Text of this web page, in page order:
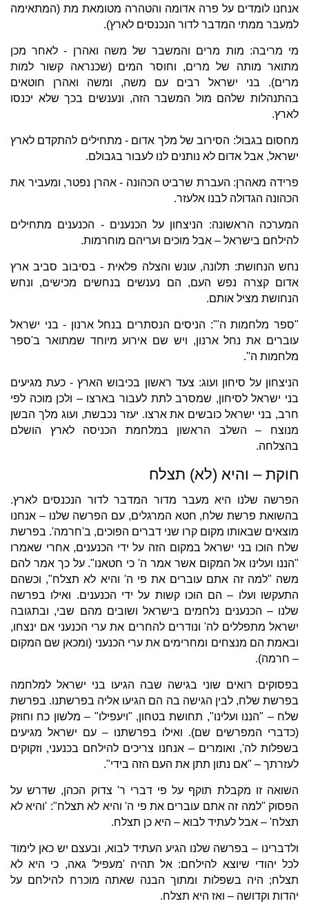
אנחנו לומדים על פרה אדומה והטהרה מטומאת מת (המתאימה
למעבר ממתי המדבר לדור הנכנסים לארץ).
מי מריבה: מות מרים והמשבר של משה ואהרן - לאחר מכן
מתואר מותה של מרים, וחוסר המים (שכנראה קשור למות
מרים). בני ישראל רבים עם משה, ומשה ואהרן חוטאים
בהתנהלות שלהם מול המשבר הזה, ונענשים בכך שלא יכנסו
לארץ.
מחסום בגבול: הסירוב של מלך אדום - מתחילים להתקדם לארץ
ישראל, אבל אדום לא נותנים לנו לעבור בגבולם.
פרידה מאהרן: העברת שרביט הכהונה - אהרן נפטר, ומעביר את
הכהונה הגדולה לבנו אלעזר.
המערכה הראשונה: הניצחון על הכנענים - הכנענים מתחילים
להילחם בישראל – אבל מוכים ועריהם מוחרמות.
נחש הנחושת: תלונה, עונש והצלה פלאית - בסיבוב סביב ארץ
אדום קצרה נפש העם, הם נענשים בנחשים מכישים, ונחש
הנחושת מציל אותם.
"ספר מלחמות ה'": הניסים הנסתרים בנחל ארנון - בני ישראל
עוברים את נחל ארנון, ויש שם אירוע מיוחד שמתואר ב'ספר
מלחמות ה''.
הניצחון על סיחון ועוג: צעד ראשון בכיבוש הארץ - כעת מגיעים
בני ישראל לסיחון, שמסרב לתת לעבור בארצו – ולכן מוכה לפי
חרב, בני ישראל כובשים את ארצו. יעזר נכבשת, ועוג מלך הבשן
מנוצח – השלב הראשון במלחמת הכניסה לארץ הושלם
בהצלחה.
חוקת – והיא (לא) תצלח
הפרשה שלנו היא מעבר מדור המדבר לדור הנכנסים לארץ.
בהשואת פרשת שלח, חטא המרגלים, עם הפרשה שלנו – אנחנו
מוצאים שבאותו מקום קרו שני דברים הפוכים, ב'חרמה'. בפרשת
שלח הוכו בני ישראל במקום הזה על ידי הכנענים, אחרי שאמרו
"הננו ועלינו אל המקום אשר אמר ה' כי חטאנו". על כך אמר להם
משה "למה זה אתם עוברים את פי ה' והיא לא תצלח", וכשהם
התעקשו ועלו – הם הוכו קשות על ידי הכנענים. ואילו בפרשה
שלנו – הכנענים נלחמים בישראל ושובים מהם שבי, ובתגובה
ישראל מתפללים לה' ונודרים להחרים את ערי הכנעני אם ינצחו,
ובאמת הם מנצחים ומחרימים את ערי הכנעני (ומכאן שם המקום
– חרמה).
בפסוקים רואים שוני בגישה שבה הגיעו בני ישראל למלחמה
בפרשת שלח, לבין הגישה בה הם הגיעו אליה בפרשתנו. בפרשת
שלח – "הננו ועלינו", תחושת בטחון, "ויעפילו" – מלשון כח וחוזק
(כדברי המפרשים שם). ואילו בפרשתנו – עם ישראל מגיעים
בשפלות לה', ואומרים – אנחנו צריכים להילחם בכנעני, וזקוקים
לעזרתך – "אם נתון תתן את העם הזה בידי".
השואה זו מקבלת תוקף על פי דברי ר' צדוק הכהן, שדרש על
הפסוק "למה זה אתם עוברים את פי ה' והיא לא תצלח": 'והיא לא
תצלח' – אבל לעתיד לבוא – היא כן תצלח.
ולדברינו – בפרשה שלנו הגיע העתיד לבוא, ובעצם יש כאן לימוד
לכל יהודי שיוצא להילחם: אל תהיה 'מעפיל' גאה, כי היא לא
תצלח; היה בשפלות ומתוך הבנה שאתה מוכרח להילחם על
יהדות וקדושה – ואז היא תצלח.